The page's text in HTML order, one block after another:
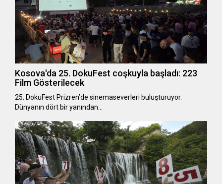
Kosova'da 25. DokuFest coşkuyla başladı: 223
Film Gösterilecek
25. DokuFest Prizren’de sinemaseverleri buluşturuyor.
Dünyanın dört bir yanından…